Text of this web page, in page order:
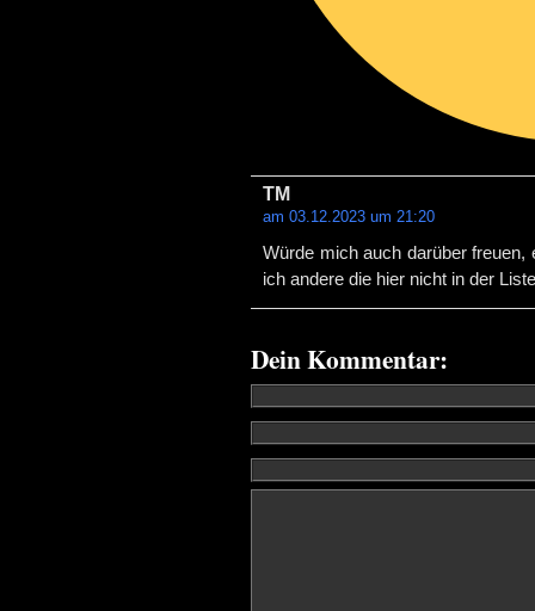
TM
am 03.12.2023 um 21:20
Würde mich auch darüber freuen,
ich andere die hier nicht in der
Dein Kommentar: